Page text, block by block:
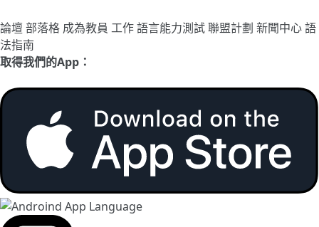
論壇部落格 成為教員 工作語言能力測試聯盟計劃 新聞中心語
法指南
取得我們的App：